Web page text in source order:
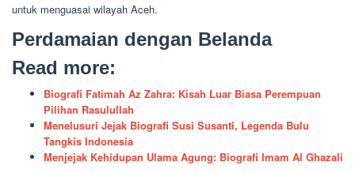
untuk menguasai wilayah Aceh.
Perdamaian dengan Belanda
Read more:
Biografi Fatimah Az Zahra: Kisah Luar Biasa Perempuan
Pilihan Rasulullah
Menelusuri Jejak Biografi Susi Susanti, Legenda Bulu
Tangkis Indonesia
Menjejak Kehidupan Ulama Agung: Biografi Imam Al Ghazali